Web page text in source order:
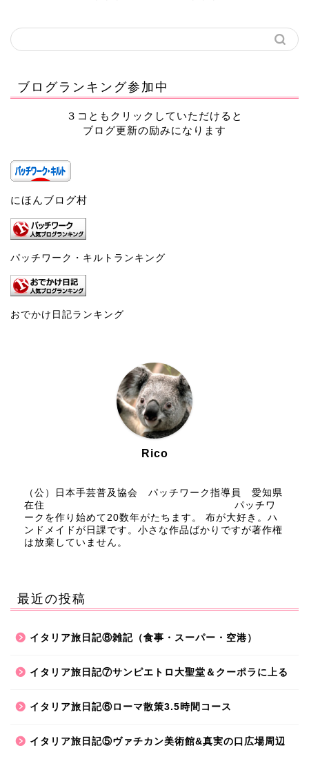
ブログランキング参加中
３コともクリックしていただけると
ブログ更新の励みになります
にほんブログ村
パッチワーク・キルトランキング
おでかけ日記ランキング
Rico
（公）日本手芸普及協会 パッチワーク指導員 愛知県
在住 パッチワ
ークを作り始めて20数年がたちます。 布が大好き。ハ
ンドメイドが日課です。小さな作品ばかりですが著作権
は放棄していません。
最近の投稿
イタリア旅日記⑧雑記（食事・スーパー・空港）
イタリア旅日記⑦サンピエトロ大聖堂＆クーポラに上る
イタリア旅日記⑥ローマ散策3.5時間コース
イタリア旅日記⑤ヴァチカン美術館&真実の口広場周辺